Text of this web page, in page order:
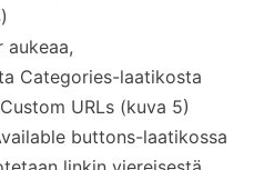
aukeaa,
Categories-laatikosta
URLs (kuva 5)
buttons-laatikossa